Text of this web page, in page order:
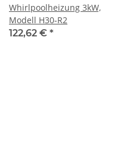
Whirlpoolheizung 3kW,
Modell H30-R2
122,62 € *